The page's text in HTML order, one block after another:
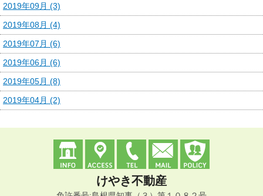
2019年09月 (3)
2019年08月 (4)
2019年07月 (6)
2019年06月 (6)
2019年05月 (8)
2019年04月 (2)
けやき不動産